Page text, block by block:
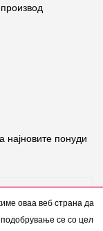
оваа веб страна да
се со цел
најновите понуди